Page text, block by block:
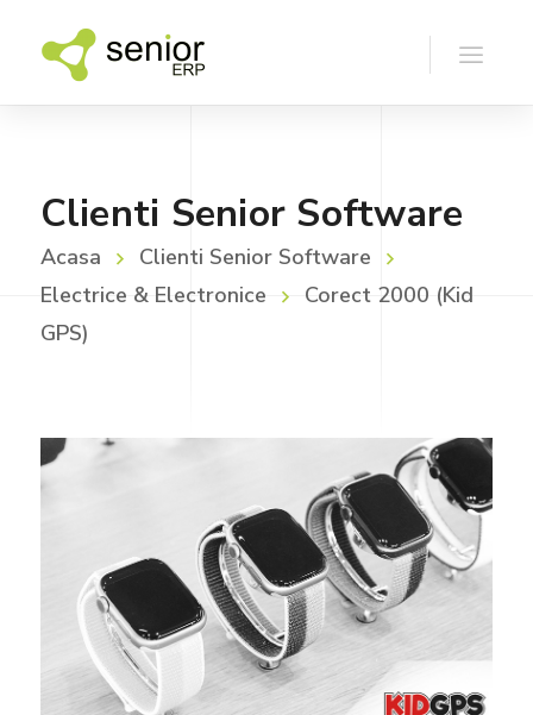
Clienti Senior Software
Acasa
Clienti Senior Software
Electrice & Electronice
Corect 2000 (Kid
GPS)